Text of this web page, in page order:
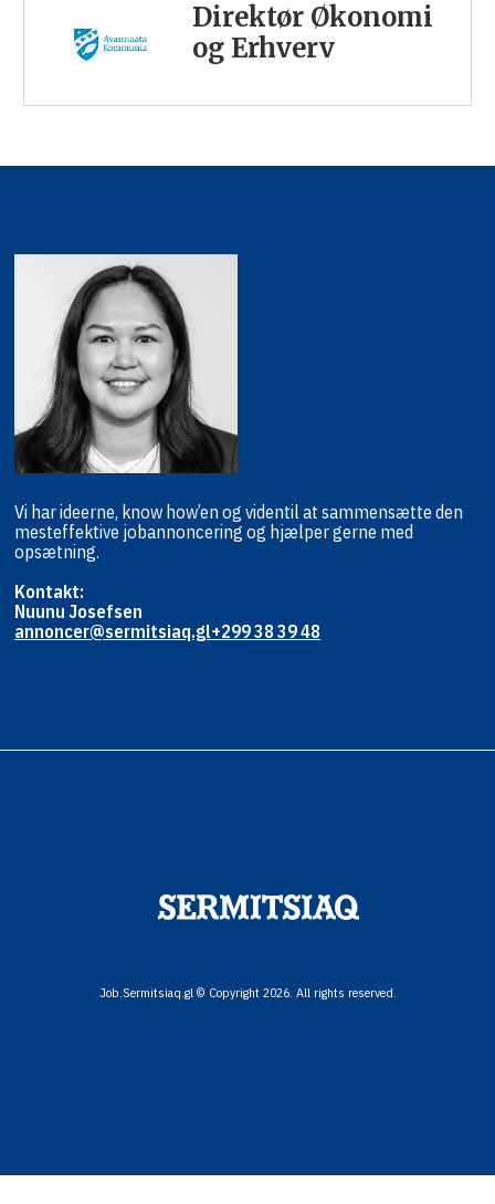
Direktør Økonomi
og Erhverv
Vi har ideerne, know how’en og videntil at sammensætte den
mesteffektive jobannoncering og hjælpergerne med
opsætning.
Kontakt:
Nuunu Josefsen
annoncer@sermitsiaq.gl+299 38 39 48
Job.Sermitsiaq.gl © Copyright 2026. All rights reserved.